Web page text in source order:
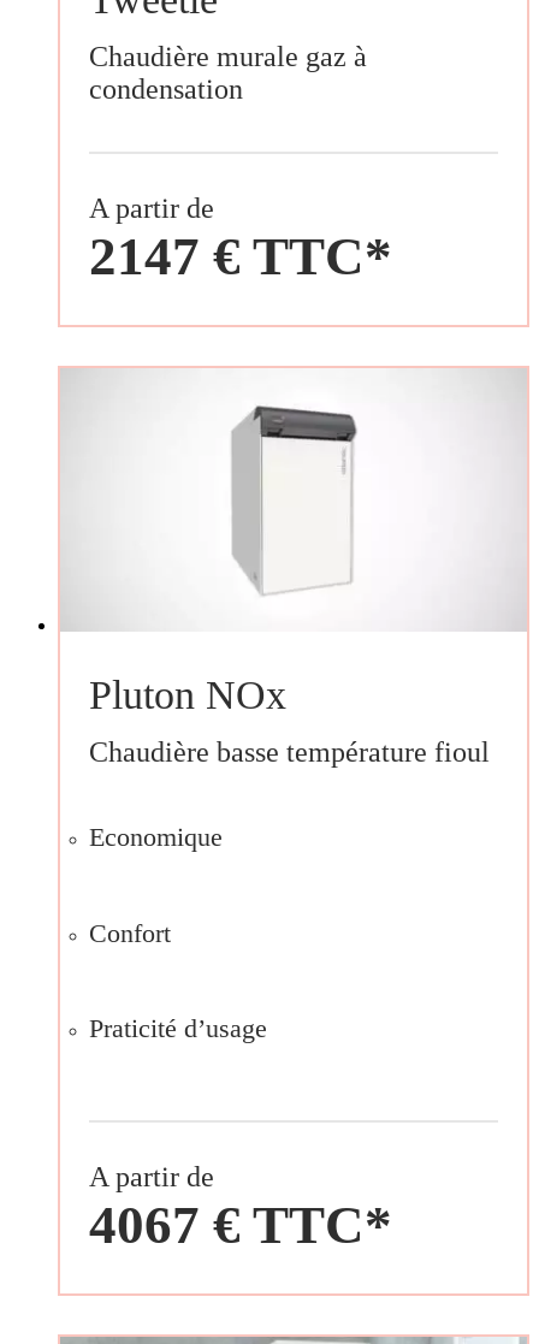
Chaudière murale gaz à
condensation
A partir de
2147 € TTC*
Pluton NOx
Chaudière basse température fioul
Economique
Confort
Praticité d’usage
A partir de
4067 € TTC*